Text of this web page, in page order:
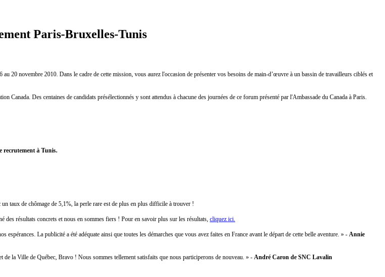
Paris-Bruxelles-Tunis
20 novembre 2010. Dans le cadre de cette mission, vous aurez l'occasion de présenter vos besoins de main-d’œuvre à un bassin de travailleurs ciblés et
Des centaines de candidats présélectionnés y sont attendus à chacune des journées de ce forum présenté par l'Ambassade du Canada à Paris.
recrutement à Tunis.
taux de chômage de 5,1%, la perle rare est de plus en plus difficile à trouver !
des résultats concrets et nous en sommes fiers ! Pour en savoir plus sur les résultats, cliquez ici.
La publicité a été adéquate ainsi que toutes les démarches que vous avez faites en France avant le départ de cette belle aventure. » - Annie
la Ville de Québec, Bravo ! Nous sommes tellement satisfaits que nous participerons de nouveau. » - André Caron de SNC Lavalin